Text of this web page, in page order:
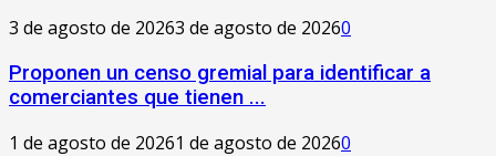
3 de agosto de 20263 de agosto de 20260
Proponen un censo gremial para identificar a
comerciantes que tienen ...
1 de agosto de 20261 de agosto de 20260